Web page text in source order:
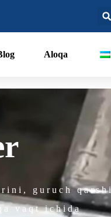
Aloqa
guruch qarshi
vaqt ichida